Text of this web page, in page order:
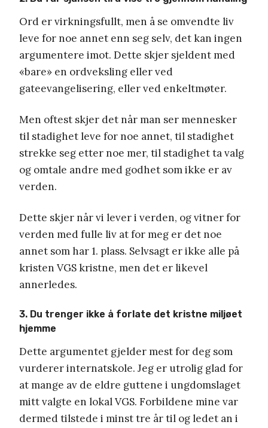
Ord er virkningsfullt, men å se omvendte liv
leve for noe annet enn seg selv, det kan ingen
argumentere imot. Dette skjer sjeldent med
«bare» en ordveksling eller ved
gateevangelisering, eller ved enkeltmøter.
Men oftest skjer det når man ser mennesker
til stadighet leve for noe annet, til stadighet
strekke seg etter noe mer, til stadighet ta valg
og omtale andre med godhet som ikke er av
verden.
Dette skjer når vi lever i verden, og vitner for
verden med fulle liv at for meg er det noe
annet som har 1. plass. Selvsagt er ikke alle på
kristen VGS kristne, men det er likevel
annerledes.
3. Du trenger ikke å forlate det kristne miljøet
hjemme
Dette argumentet gjelder mest for deg som
vurderer internatskole. Jeg er utrolig glad for
at mange av de eldre guttene i ungdomslaget
mitt valgte en lokal VGS. Forbildene mine var
dermed tilstede i minst tre år til og ledet an i